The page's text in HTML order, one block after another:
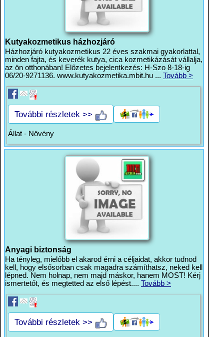
Kutyakozmetikus házhozjáró
Házhozjáró kutyakozmetikus 22 éves szakmai gyakorlattal,
minden fajta, és keverék kutya, cica kozmetikázását vállalja,
az ön otthonában! Előzetes bejelentkezés: H-Szo 8-18-ig
06/20-9271136. www.kutyakozmetika.mbit.hu ... Tovább >
További részletek >>
Állat - Növény
Anyagi biztonság
Ha tényleg, mielőbb el akarod érni a céljaidat, akkor tudnod
kell, hogy elsősorban csak magadra számíthatsz, neked kell
lépned. Nem holnap, nem majd máskor, hanem MOST! Kérj
ismertetőt, és megtetted az első lépést.... Tovább >
További részletek >>